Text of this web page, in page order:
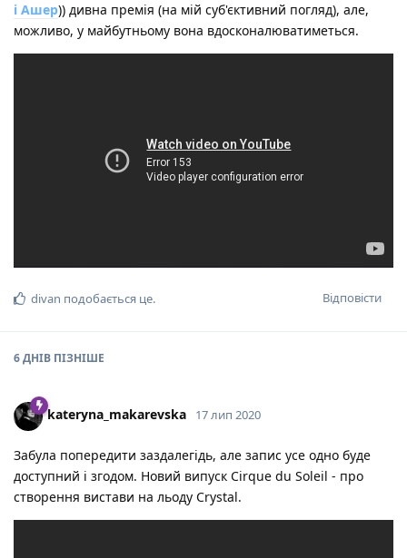
і Ашер)) дивна премія (на мій суб'єктивний погляд), але,
можливо, у майбутньому вона вдосконалюватиметься.
Відповісти
divan подобається це.
6 ДНІВ ПІЗНІШЕ
kateryna_makarevska 17 лип 2020
Забула попередити заздалегідь, але запис усе одно буде
доступний і згодом. Новий випуск Cirque du Soleil - про
створення вистави на льоду Crystal.